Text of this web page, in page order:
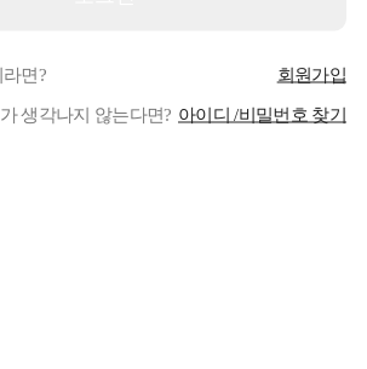
면? 회원가입
생각나지 않는다면? 아이디 /비밀번호 찾기